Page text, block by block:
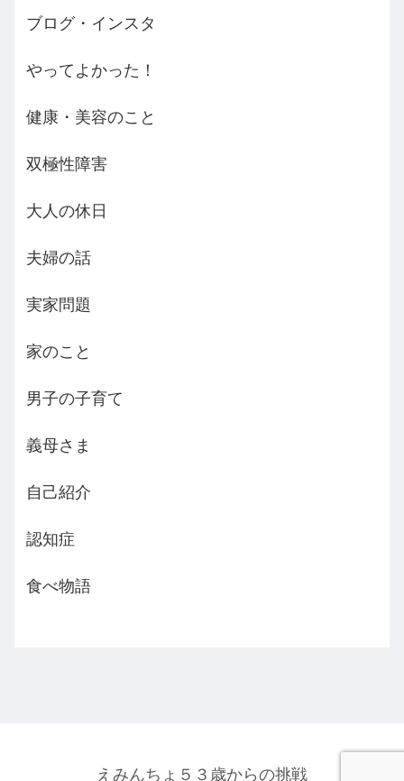
ブログ・インスタ
やってよかった！
健康・美容のこと
双極性障害
大人の休日
夫婦の話
実家問題
家のこと
男子の子育て
義母さま
自己紹介
認知症
食べ物語
えみんちょ５３歳からの挑戦